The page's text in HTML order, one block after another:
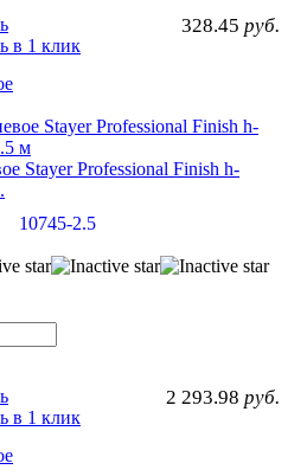
328.45 руб.
в 1 клик
Stayer Professional Finish h-
10745-2.5
2 293.98 руб.
в 1 клик